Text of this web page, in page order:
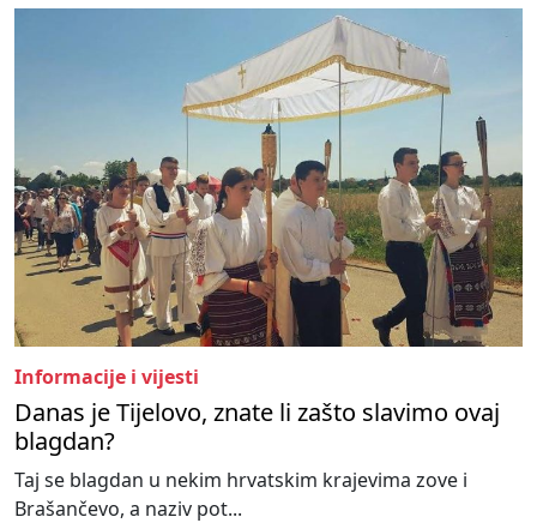
Informacije i vijesti
Danas je Tijelovo, znate li zašto slavimo ovaj
blagdan?
Taj se blagdan u nekim hrvatskim krajevima zove i
Brašančevo, a naziv pot...